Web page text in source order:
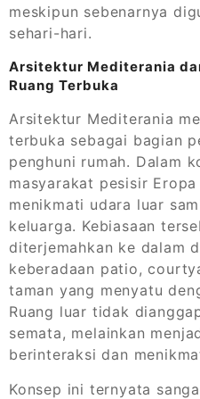
meskipun sebenarnya
sehari-hari.
Arsitektur Mediterania
Ruang Terbuka
Arsitektur Mediterania
terbuka sebagai bagian
penghuni rumah. Dalam
masyarakat pesisir
menikmati udara luar
keluarga. Kebiasaan
diterjemahkan ke dalam
keberadaan patio,
taman yang menyatu
Ruang luar tidak
semata, melainkan
berinteraksi dan
Konsep ini ternyata